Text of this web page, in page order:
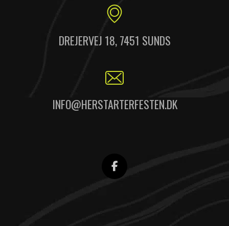
DREJERVEJ 18, 7451 SUNDS
INFO@HERSTARTERFESTEN.DK